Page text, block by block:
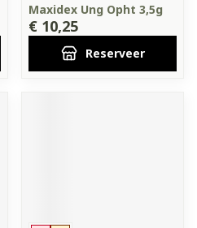
Maxidex Ung Opht 3,5g
€ 10,25
Reserveer